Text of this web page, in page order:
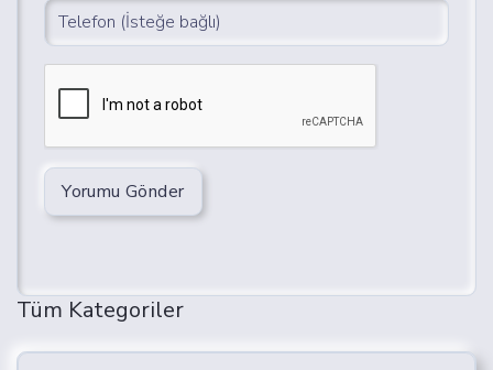
Yorumu Gönder
Tüm Kategoriler